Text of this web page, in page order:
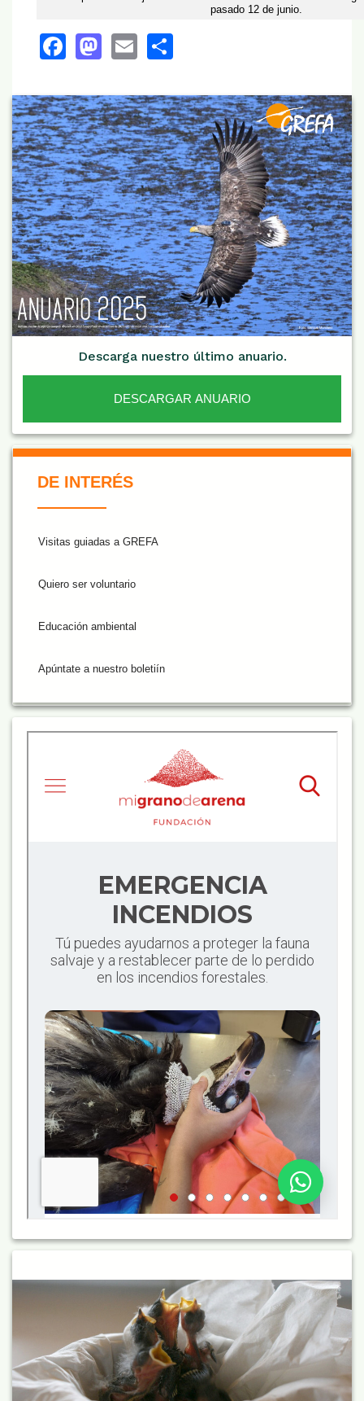
pasado 12 de junio.
Facebook
Mastodon
Email
Descarga nuestro último anuario.
DESCARGAR ANUARIO
De Interés NARANJA
DE INTERÉS
Visitas guiadas a GREFA
Quiero ser voluntario
Educación ambiental
Apúntate a nuestro boletiín